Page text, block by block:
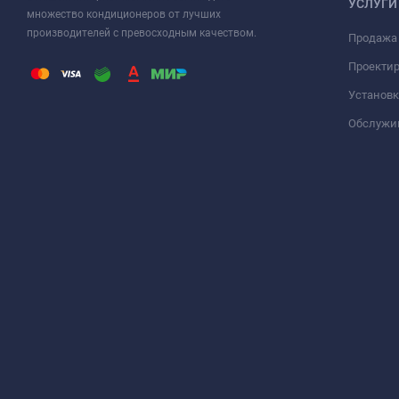
множество кондиционеров от лучших
производителей с превосходным качеством.
УСЛУГИ
Продажа